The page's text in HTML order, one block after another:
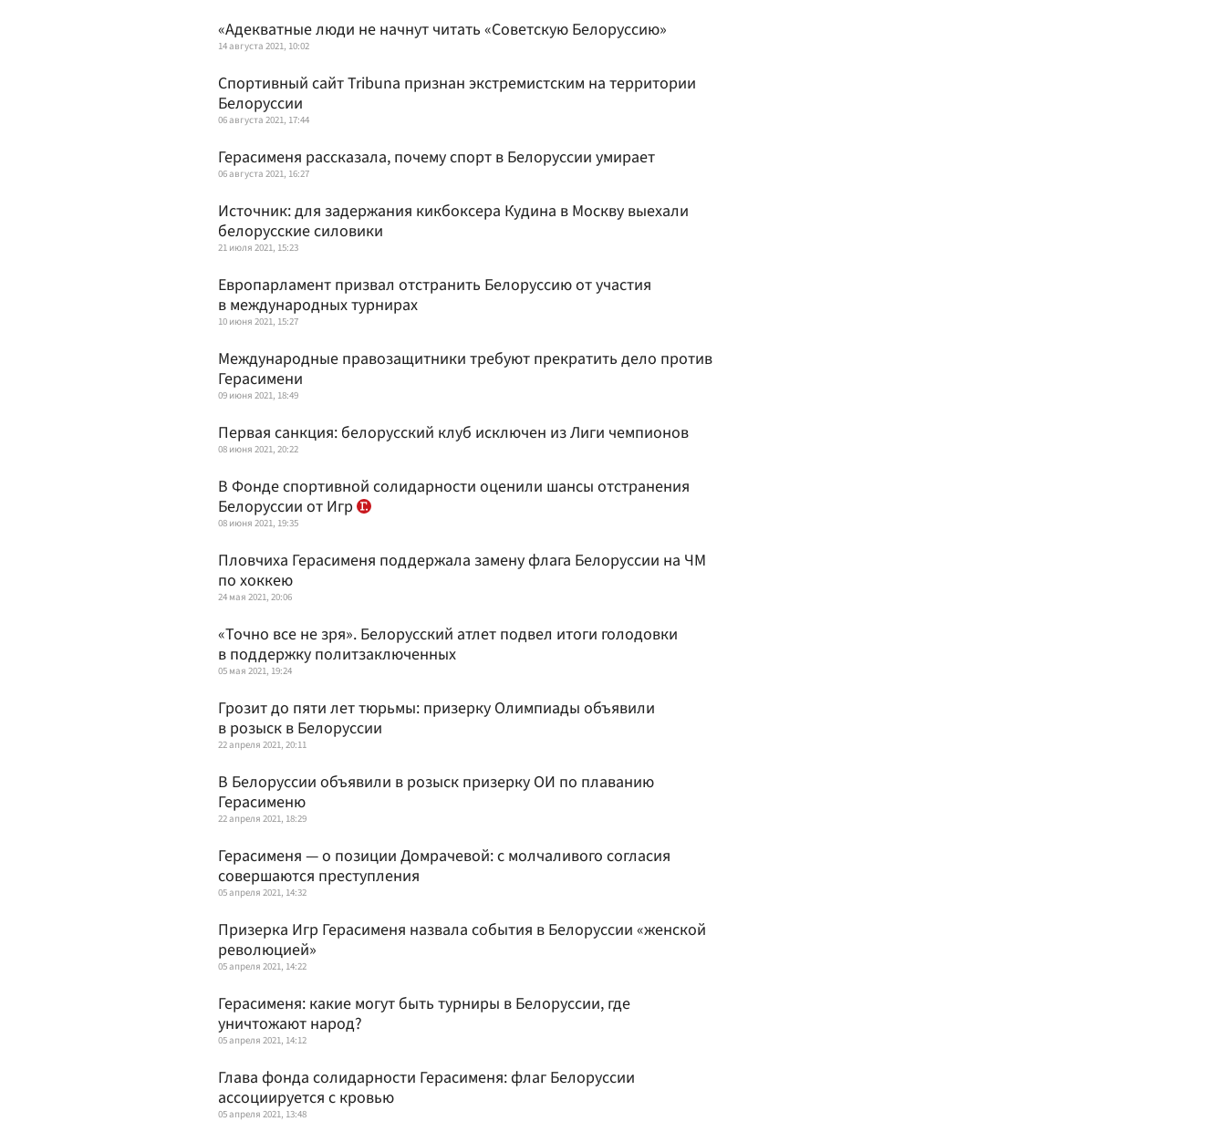
«Адекватные люди не начнут читать «Советскую Белоруссию»
14 августа 2021, 10:02
Спортивный сайт Tribuna признан экстремистским на территории
Белоруссии
06 августа 2021, 17:44
Герасименя рассказала, почему спорт в Белоруссии умирает
06 августа 2021, 16:27
Источник: для задержания кикбоксера Кудина в Москву выехали
белорусские силовики
21 июля 2021, 15:23
Европарламент призвал отстранить Белоруссию от участия
в международных турнирах
10 июня 2021, 15:27
Международные правозащитники требуют прекратить дело против
Герасимени
09 июня 2021, 18:49
Первая санкция: белорусский клуб исключен из Лиги чемпионов
08 июня 2021, 20:22
В Фонде спортивной солидарности оценили шансы отстранения
Белоруссии от Игр
08 июня 2021, 19:35
Пловчиха Герасименя поддержала замену флага Белоруссии на ЧМ
по хоккею
24 мая 2021, 20:06
«Точно все не зря». Белорусский атлет подвел итоги голодовки
в поддержку политзаключенных
05 мая 2021, 19:24
Грозит до пяти лет тюрьмы: призерку Олимпиады объявили
в розыск в Белоруссии
22 апреля 2021, 20:11
В Белоруссии объявили в розыск призерку ОИ по плаванию
Герасименю
22 апреля 2021, 18:29
Герасименя — о позиции Домрачевой: с молчаливого согласия
совершаются преступления
05 апреля 2021, 14:32
Призерка Игр Герасименя назвала события в Белоруссии «женской
революцией»
05 апреля 2021, 14:22
Герасименя: какие могут быть турниры в Белоруссии, где
уничтожают народ?
05 апреля 2021, 14:12
Глава фонда солидарности Герасименя: флаг Белоруссии
ассоциируется с кровью
05 апреля 2021, 13:48